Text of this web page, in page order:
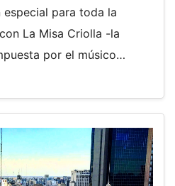
para toda la
La Misa Criolla -la
por el músico…